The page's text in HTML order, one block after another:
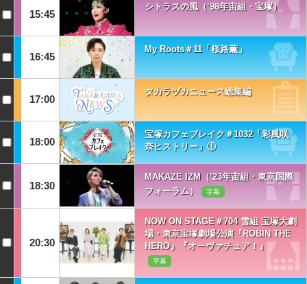
15:45
シトラスの風（’98年宙組・宝塚）
16:45
My Roots＃11「桜路薫」
17:00
タカラヅカニュース総集編
18:00
宝塚カフェブレイク＃1032「彩風咲
奈ヒストリー」①
18:30
MAKAZE IZM（’23年宙組・東京国際
フォーラム）
字幕
20:30
NOW ON STAGE＃704 雪組 宝塚大劇
場・東京宝塚劇場公演『ROBIN THE
HERO』『オーヴァチュア！』
字幕